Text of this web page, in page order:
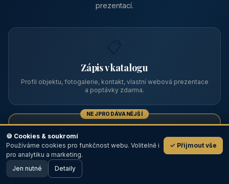
prezentací.
Zápis v katalogu
Profil objektu, fotogalerie, kontakt, vlastní webová prezentace
a poptávky zdarma.
NEJPRODÁVANĚJŠÍ
Prémiový partner
TOP pozice na titulce, přednost ve výpisech, zlatý odznak a
💬
🖥️ Desktop verze
🍪 Cookies & soukromí
Používáme cookies pro funkčnost webu. Volitelně i
pro analytiku a marketing.
✓ Přijmout vše
Jen nutné Detaily